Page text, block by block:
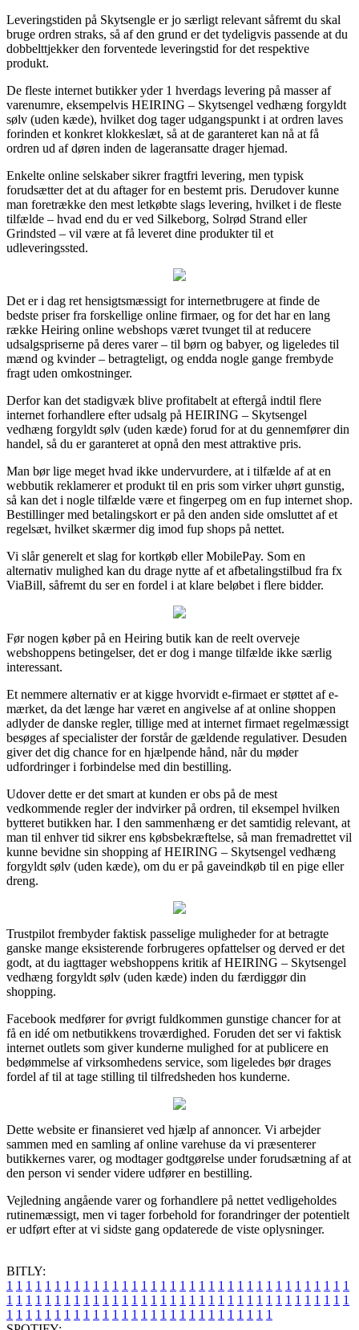
Leveringstiden på Skytsengle er jo særligt relevant såfremt du skal
bruge ordren straks, så af den grund er det tydeligvis passende at du
dobbelttjekker den forventede leveringstid for det respektive
produkt.
De fleste internet butikker yder 1 hverdags levering på masser af
varenumre, eksempelvis HEIRING – Skytsengel vedhæng forgyldt
sølv (uden kæde), hvilket dog tager udgangspunkt i at ordren laves
forinden et konkret klokkeslæt, så at de garanteret kan nå at få
ordren ud af døren inden de lageransatte drager hjemad.
Enkelte online selskaber sikrer fragtfri levering, men typisk
forudsætter det at du aftager for en bestemt pris. Derudover kunne
man foretrække den mest letkøbte slags levering, hvilket i de fleste
tilfælde – hvad end du er ved Silkeborg, Solrød Strand eller
Grindsted – vil være at få leveret dine produkter til et
udleveringssted.
Det er i dag ret hensigtsmæssigt for internetbrugere at finde de
bedste priser fra forskellige online firmaer, og for det har en lang
række Heiring online webshops været tvunget til at reducere
udsalgspriserne på deres varer – til børn og babyer, og ligeledes til
mænd og kvinder – betragteligt, og endda nogle gange frembyde
fragt uden omkostninger.
Derfor kan det stadigvæk blive profitabelt at eftergå indtil flere
internet forhandlere efter udsalg på HEIRING – Skytsengel
vedhæng forgyldt sølv (uden kæde) forud for at du gennemfører din
handel, så du er garanteret at opnå den mest attraktive pris.
Man bør lige meget hvad ikke undervurdere, at i tilfælde af at en
webbutik reklamerer et produkt til en pris som virker uhørt gunstig,
så kan det i nogle tilfælde være et fingerpeg om en fup internet shop.
Bestillinger med betalingskort er på den anden side omsluttet af et
regelsæt, hvilket skærmer dig imod fup shops på nettet.
Vi slår generelt et slag for kortkøb eller MobilePay. Som en
alternativ mulighed kan du drage nytte af et afbetalingstilbud fra fx
ViaBill, såfremt du ser en fordel i at klare beløbet i flere bidder.
Før nogen køber på en Heiring butik kan de reelt overveje
webshoppens betingelser, det er dog i mange tilfælde ikke særlig
interessant.
Et nemmere alternativ er at kigge hvorvidt e-firmaet er støttet af e-
mærket, da det længe har været en angivelse af at online shoppen
adlyder de danske regler, tillige med at internet firmaet regelmæssigt
besøges af specialister der forstår de gældende regulativer. Desuden
giver det dig chance for en hjælpende hånd, når du møder
udfordringer i forbindelse med din bestilling.
Udover dette er det smart at kunden er obs på de mest
vedkommende regler der indvirker på ordren, til eksempel hvilken
bytteret butikken har. I den sammenhæng er det samtidig relevant, at
man til enhver tid sikrer ens købsbekræftelse, så man fremadrettet vil
kunne bevidne sin shopping af HEIRING – Skytsengel vedhæng
forgyldt sølv (uden kæde), om du er på gaveindkøb til en pige eller
dreng.
Trustpilot frembyder faktisk passelige muligheder for at betragte
ganske mange eksisterende forbrugeres opfattelser og derved er det
godt, at du iagttager webshoppens kritik af HEIRING – Skytsengel
vedhæng forgyldt sølv (uden kæde) inden du færdiggør din
shopping.
Facebook medfører for øvrigt fuldkommen gunstige chancer for at
få en idé om netbutikkens troværdighed. Foruden det ser vi faktisk
internet outlets som giver kunderne mulighed for at publicere en
bedømmelse af virksomhedens service, som ligeledes bør drages
fordel af til at tage stilling til tilfredsheden hos kunderne.
Dette website er finansieret ved hjælp af annoncer. Vi arbejder
sammen med en samling af online varehuse da vi præsenterer
butikkernes varer, og modtager godtgørelse under forudsætning af at
den person vi sender videre udfører en bestilling.
Vejledning angående varer og forhandlere på nettet vedligeholdes
rutinemæssigt, men vi tager forbehold for forandringer der potentielt
er udført efter at vi sidste gang opdaterede de viste oplysninger.
BITLY:
1 1 1 1 1 1 1 1 1 1 1 1 1 1 1 1 1 1 1 1 1 1 1 1 1 1 1 1 1 1 1 1 1 1 1 1
1 1 1 1 1 1 1 1 1 1 1 1 1 1 1 1 1 1 1 1 1 1 1 1 1 1 1 1 1 1 1 1 1 1 1 1
1 1 1 1 1 1 1 1 1 1 1 1 1 1 1 1 1 1 1 1 1 1 1 1 1 1 1 1